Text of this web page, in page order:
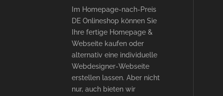
Im Homepage-nach-Preis
DE Onlineshop können Sie
Ihre fertige Homepage &
Webseite kaufen oder
alternativ eine individuelle
Webdesigner-Webseite
erstellen lassen. Aber nicht
nur, auch bieten wir